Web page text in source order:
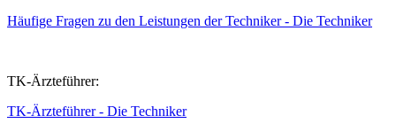
Häufige Fragen zu den Leistungen der Techniker - Die Techniker
TK-Ärzteführer:
TK-Ärzteführer - Die Techniker